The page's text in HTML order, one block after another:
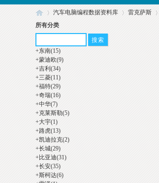
【
汽
»
汽车电脑编程数据资料库 雷克萨斯
所有分类
+东南(15)
+蒙迪欧(9)
+吉利 (34)
+三菱(11)
+福特(29)
+奇瑞(16)
+中华(7)
+克莱斯勒(5)
+大宇(1)
+路虎(13)
+凯迪拉克(2)
+长城(29)
+ 比亚迪(31)
+长安(35)
+斯柯达(6)